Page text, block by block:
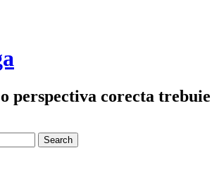
perspectiva corecta